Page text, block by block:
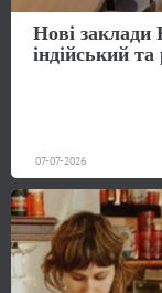
Нові заклади
індійський
07-07-2026